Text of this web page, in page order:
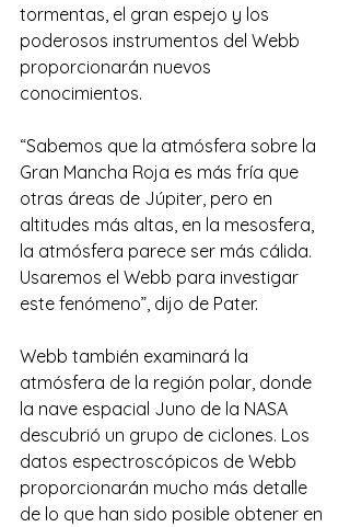
tormentas, el gran espejo y los
poderosos instrumentos del Webb
proporcionarán nuevos
conocimientos.
“Sabemos que la atmósfera sobre la
Gran Mancha Roja es más fría que
otras áreas de Júpiter, pero en
altitudes más altas, en la mesosfera,
la atmósfera parece ser más cálida.
Usaremos el Webb para investigar
este fenómeno”, dijo de Pater.
Webb también examinará la
atmósfera de la región polar, donde
la nave espacial Juno de la NASA
descubrió un grupo de ciclones. Los
datos espectroscópicos de Webb
proporcionarán mucho más detalle
de lo que han sido posible obtener en